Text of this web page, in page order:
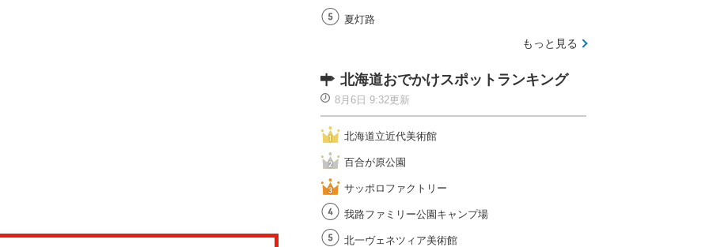
夏灯路
もっと見る
北海道おでかけスポットランキング
8月6日 9:32更新
北海道立近代美術館
百合が原公園
サッポロファクトリー
我路ファミリー公園キャンプ場
北一ヴェネツィア美術館